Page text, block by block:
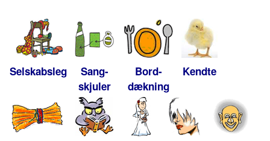
Selskabsleg
Sang-
skjuler
Bord-
dækning
Kendte